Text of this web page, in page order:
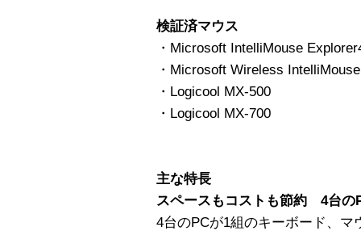
検証済マウス
・Microsoft IntelliMouse
・Microsoft Wireless
・Logicool MX-500
・Logicool MX-700
主な特長
スペースもコストも節約 4台の
4台のPCが1組のキーボード、